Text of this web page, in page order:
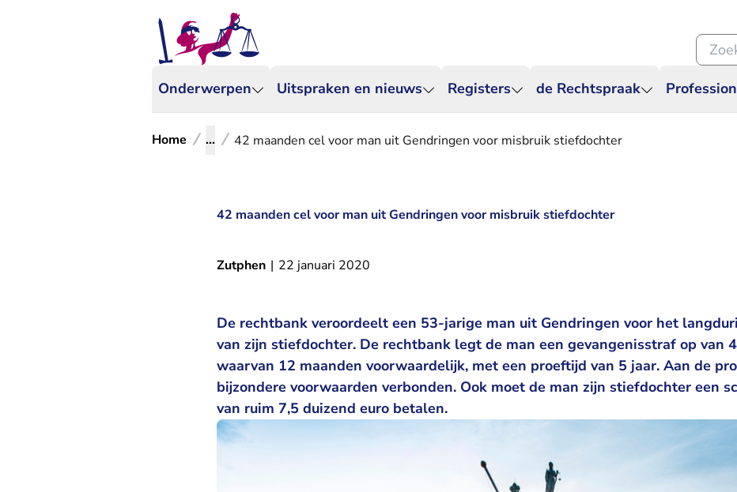
Onderwerpen Uitspraken en nieuws Registers de Rechtspraak
Home ... 42 maanden cel voor man uit Gendringen voor misbruik stiefdochter
42 maanden cel voor man uit Gendringen voor misbruik stiefdochter
Zutphen | 22 januari 2020
De rechtbank veroordeelt een 53-jarige man uit Gendringen voor het
van zijn stiefdochter. De rechtbank legt de man een gevangenisstraf op van
waarvan 12 maanden voorwaardelijk, met een proeftijd van 5 jaar. Aan de
bijzondere voorwaarden verbonden. Ook moet de man zijn stiefdochter een
van ruim 7,5 duizend euro betalen.